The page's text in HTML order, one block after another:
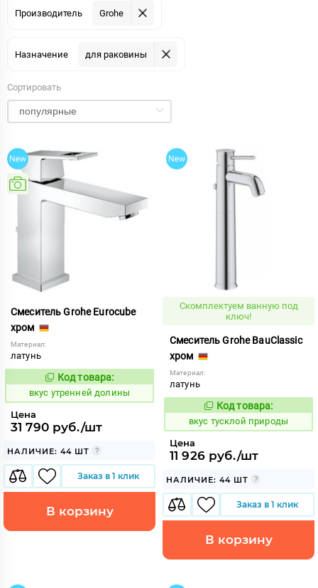
Производитель Grohe
Назначение для раковины
Сортировать
Смеситель Grohe Eurocube
хром
Материал:
латунь
Код:
185521
Код товара:
вкус утренней долины
Цена
31 790 руб./шт
НАЛИЧИЕ: 44 ШТ
Заказ в 1 клик
В корзину
Скомплектуем ванную под
ключ!
Смеситель Grohe BauClassic
хром
Материал:
латунь
Код:
185225
Код товара:
вкус тусклой природы
Цена
11 926 руб./шт
НАЛИЧИЕ: 44 ШТ
Заказ в 1 клик
В корзину